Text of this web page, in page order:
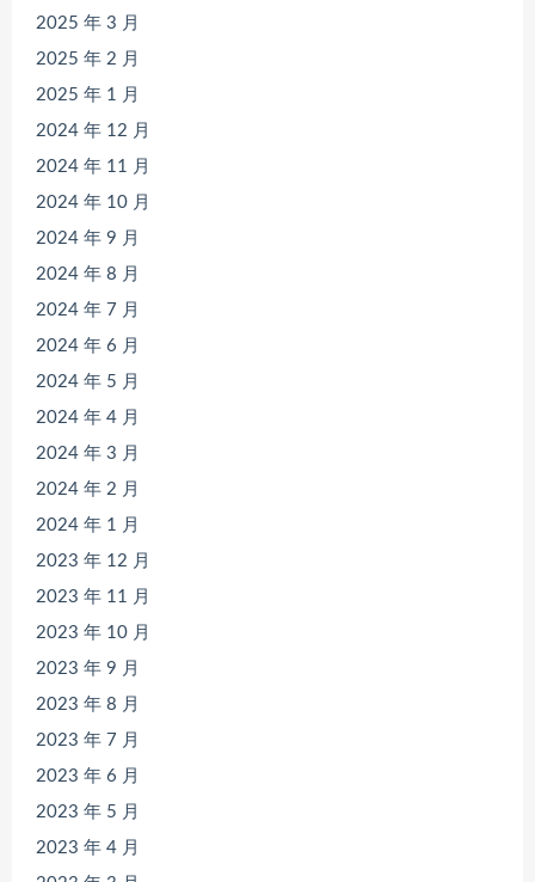
2025 年 3 月
2025 年 2 月
2025 年 1 月
2024 年 12 月
2024 年 11 月
2024 年 10 月
2024 年 9 月
2024 年 8 月
2024 年 7 月
2024 年 6 月
2024 年 5 月
2024 年 4 月
2024 年 3 月
2024 年 2 月
2024 年 1 月
2023 年 12 月
2023 年 11 月
2023 年 10 月
2023 年 9 月
2023 年 8 月
2023 年 7 月
2023 年 6 月
2023 年 5 月
2023 年 4 月